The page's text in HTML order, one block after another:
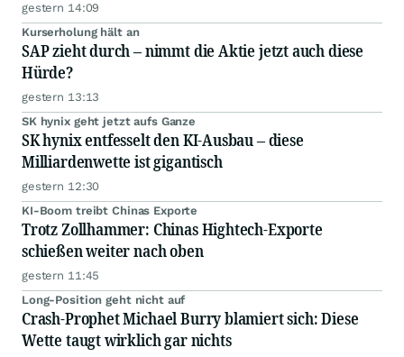
gestern 14:09
Kurserholung hält an
SAP zieht durch – nimmt die Aktie jetzt auch diese
Hürde?
gestern 13:13
SK hynix geht jetzt aufs Ganze
SK hynix entfesselt den KI-Ausbau – diese
Milliardenwette ist gigantisch
gestern 12:30
KI-Boom treibt Chinas Exporte
Trotz Zollhammer: Chinas Hightech-Exporte
schießen weiter nach oben
gestern 11:45
Long-Position geht nicht auf
Crash-Prophet Michael Burry blamiert sich: Diese
Wette taugt wirklich gar nichts